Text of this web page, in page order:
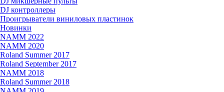
DJ контроллеры
Проигрыватели виниловых пластинок
Новинки
NAMM 2022
NAMM 2020
Roland Summer 2017
Roland September 2017
NAMM 2018
Roland Summer 2018